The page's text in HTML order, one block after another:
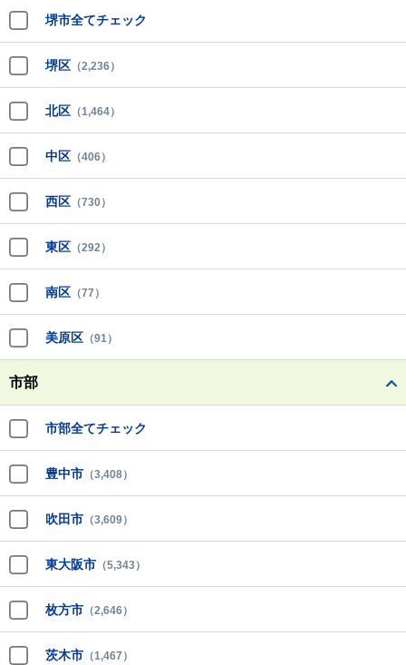
堺市全てチェック
堺区 （2,236）
北区 （1,464）
中区 （406）
西区 （730）
東区 （292）
南区 （77）
美原区 （91）
市部
市部全てチェック
豊中市 （3,408）
吹田市 （3,609）
東大阪市 （5,343）
枚方市 （2,646）
茨木市 （1,467）